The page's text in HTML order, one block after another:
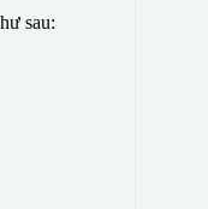
sau: